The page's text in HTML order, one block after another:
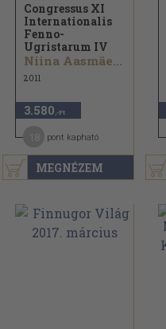
MEGNÉZEM
Congressus XI
Internationalis
Fenno-
Ugristarum IV
Niina Aasmäe...
2011
3.580 ,-Ft
pont kapható